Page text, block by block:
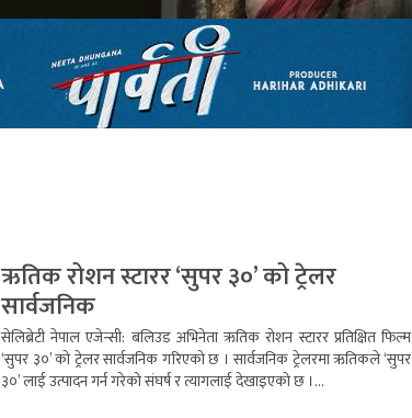
ऋतिक रोशन स्टारर ‘सुपर ३०’ को ट्रेलर
सार्वजनिक
सेलिब्रेटी नेपाल एजेन्सी: बलिउड अभिनेता ऋतिक रोशन स्टारर प्रतिक्षित फिल्म
‘सुपर ३०’ को ट्रेलर सार्वजनिक गरिएको छ । सार्वजनिक ट्रेलरमा ऋतिकले ‘सुपर
३०’ लाई उत्पादन गर्न गरेको संघर्ष र त्यागलाई देखाइएको छ ।...